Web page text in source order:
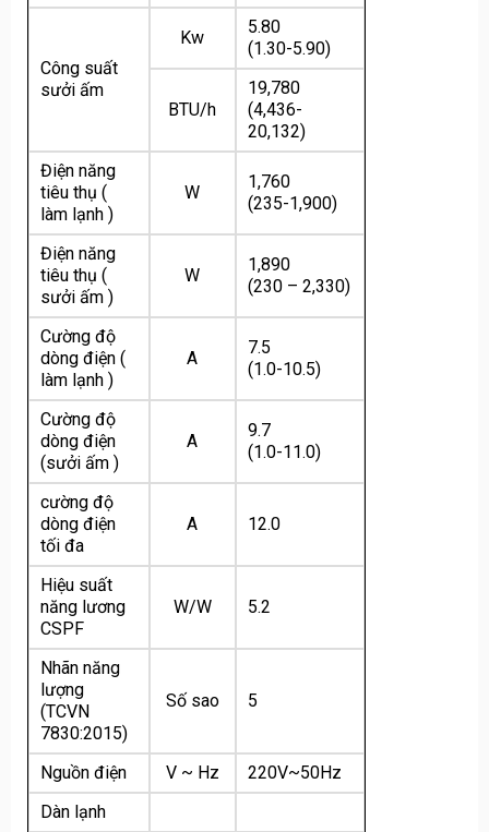
Công suất
sưởi ấm
Kw
5.80
(1.30-5.90)
BTU/h
19,780
(4,436-
20,132)
Điện năng
tiêu thụ (
làm lạnh )
W
1,760
(235-1,900)
Điện năng
tiêu thụ (
sưởi ấm )
W
1,890
(230 – 2,330)
Cường độ
dòng điện (
làm lạnh )
A
7.5
(1.0-10.5)
Cường độ
dòng điện
(sưởi ấm )
A
9.7
(1.0-11.0)
cường độ
dòng điện
tối đa
A 12.0
Hiệu suất
năng lương
CSPF
W/W 5.2
Nhãn năng
lượng
(TCVN
7830:2015)
Số sao 5
Nguồn điện V ~ Hz
220V~50Hz
Dàn lạnh